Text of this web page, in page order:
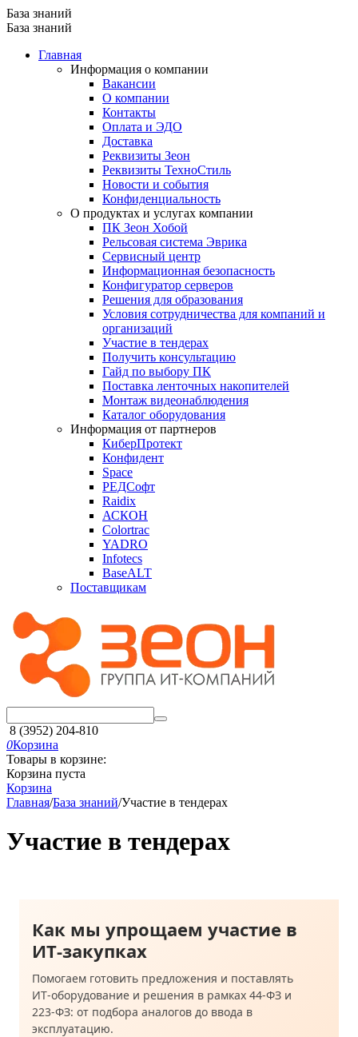
База знаний
База знаний
Главная
Информация о компании
Вакансии
О компании
Контакты
Оплата и ЭДО
Доставка
Реквизиты Зеон
Реквизиты ТехноСтиль
Новости и события
Конфиденциальность
О продуктах и услугах компании
ПК Зеон Хобой
Рельсовая система Эврика
Сервисный центр
Информационная безопасность
Конфигуратор серверов
Решения для образования
Условия сотрудничества для компаний и
организаций
Участие в тендерах
Получить консультацию
Гайд по выбору ПК
Поставка ленточных накопителей
Монтаж видеонаблюдения
Каталог оборудования
Информация от партнеров
КиберПротект
Конфидент
Space
РЕДСофт
Raidix
АСКОН
Colortrac
YADRO
Infotecs
BaseALT
Поставщикам
8 (3952) 204-810
0Корзина
Товары в корзине:
Корзина пуста
Корзина
Главная/База знаний/Участие в тендерах
Участие в тендерах
Как мы упрощаем участие в
ИТ‑закупках
Помогаем готовить предложения и поставлять
ИТ‑оборудование и решения в рамках 44‑ФЗ и
223‑ФЗ: от подбора аналогов до ввода в
эксплуатацию.